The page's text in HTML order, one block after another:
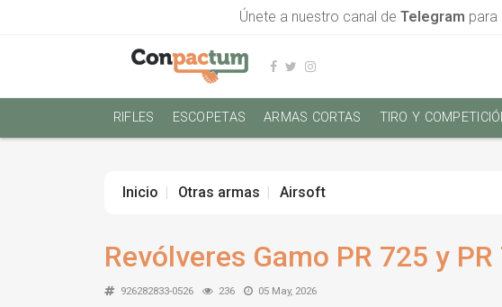
Únete a nuestro canal de Telegram para
RIFLES ESCOPETAS ARMAS CORTAS TIRO Y
Inicio Otras armas Airsoft
Revólveres Gamo PR 725 y
926282833-0526 236 05 May, 2026